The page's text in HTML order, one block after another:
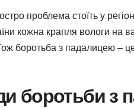
проблема стоїть у
кожна крапля вологи на
боротьба з падалицею – це
боротьби з